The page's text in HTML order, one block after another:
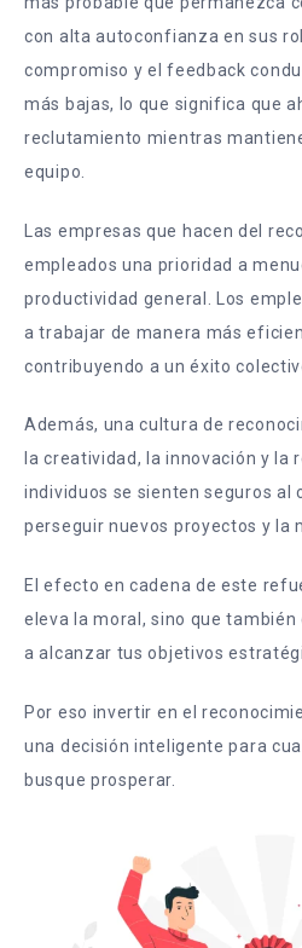
con alta autoconfianza en sus
compromiso y el feedback
más bajas, lo que significa que
reclutamiento mientras
equipo.
Las empresas que hacen del
empleados una prioridad a
productividad general. Los
a trabajar de manera más
contribuyendo a un éxito
Además, una cultura de
la creatividad, la innovación y la
individuos se sienten seguros al
perseguir nuevos proyectos y la
El efecto en cadena de este
eleva la moral, sino que
a alcanzar tus objetivos
Por eso invertir en el
una decisión inteligente para
busque prosperar.